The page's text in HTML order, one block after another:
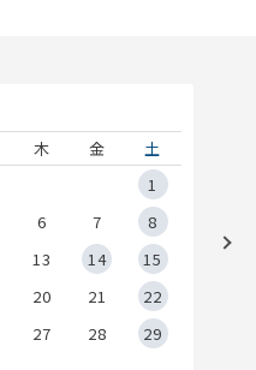
木 金
土
1
6 7
8
13 14
15
20 21
22
27 28
29